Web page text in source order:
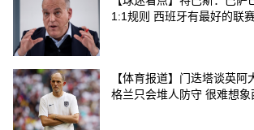
1:1规则 西班牙有最好的联
【体育报道】门迭塔谈英阿
格兰只会堆人防守 很难想象